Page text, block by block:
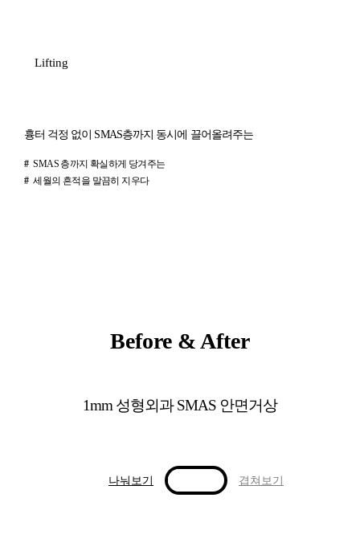
Lifting
흉터 걱정 없이 SMAS층까지 동시에 끌어올려주는
# SMAS 층까지 확실하게 당겨주는
# 세월의 흔적을 말끔히 지우다
Before & After
1mm 성형외과 SMAS 안면거상
나눠보기 겹쳐보기